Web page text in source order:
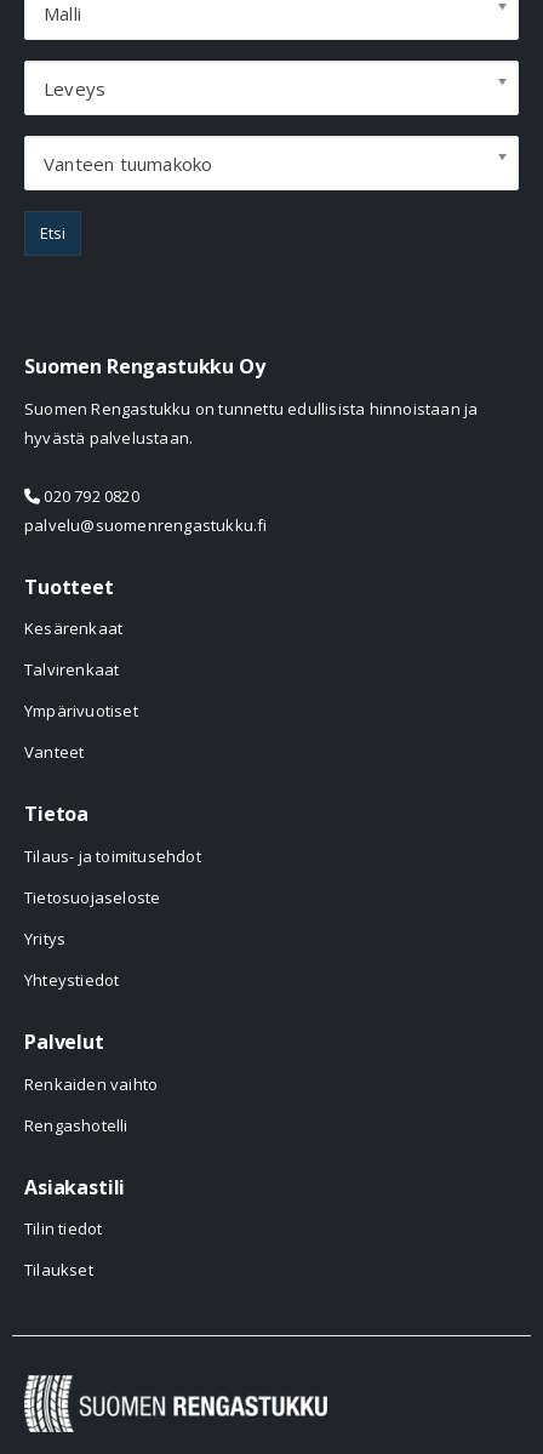
Malli
Leveys
Vanteen tuumakoko
Etsi
Suomen Rengastukku Oy
Suomen Rengastukku on tunnettu edullisista hinnoistaan ja
hyvästä palvelustaan.
020 792 0820
palvelu@suomenrengastukku.fi
Tuotteet
Kesärenkaat
Talvirenkaat
Ympärivuotiset
Vanteet
Tietoa
Tilaus- ja toimitusehdot
Tietosuojaseloste
Yritys
Yhteystiedot
Palvelut
Renkaiden vaihto
Rengashotelli
Asiakastili
Tilin tiedot
Tilaukset